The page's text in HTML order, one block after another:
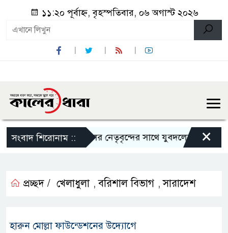
১১:২০ পূর্বাহ্ন, বৃহস্পতিবার, ০৬ অগাস্ট ২০২৬
সংবাদ শিরোনাম ::
শালিখায় ছাত্রদলের নেতৃবৃন্দের সাথে যুবদলের সাবেক×
প্রচ্ছদ / খেলাধুলা ,বরিশাল বিভাগ ,সারাদেশ
হারুন মোল্লা ফাউন্ডেশনের উদ্যোগে